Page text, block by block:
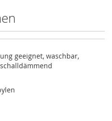
geeignet, waschbar,